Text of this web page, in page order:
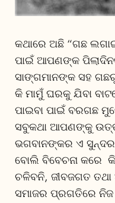
କଥାରେ ଅଛି “ଗଛ
ପାଇଁ ଆପଣଙ୍କ
ସାଙ୍ଗମାନଙ୍କ ସହ
କି ମାମୁଁ ଘରକୁ ଯିବା
ପାଇବା ପାଇଁ ବରଗଛ
ସବୁକଥା ଆପଣଙ୍କୁ
ଭଗବାନଙ୍କର ଏ
ବୋଲି ବିବେଚନା କରେ
ଚଳିବନି, ଜୀବଜଗତ
ସମାଜର ପ୍ରଗତିରେ ନିଜ